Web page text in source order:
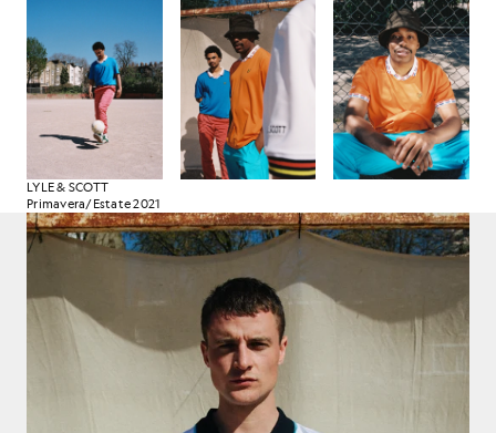
LYLE & SCOTT
Primavera/Estate 2021